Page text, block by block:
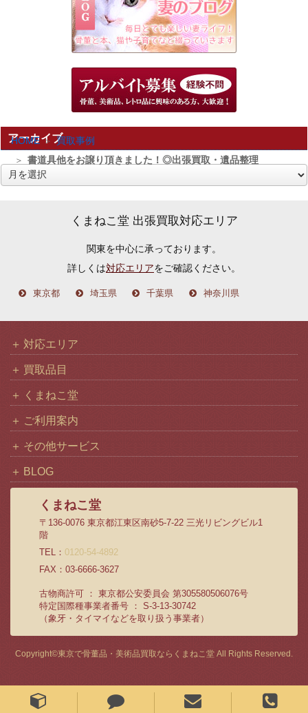
HOME
買取事例
書道具他をお譲り頂きました！◎出張買取・遺品整理
アーカイブ
くまねこ堂 出張買取対応エリア
関東を中心に承っております。
詳しくは対応エリアをご確認ください。
東京都 埼玉県 千葉県 神奈川県
対応エリア
買取品目
くまねこ堂
ご利用案内
その他サービス
BLOG
くまねこ堂
〒136-0076 東京都江東区南砂5-7-22 三光リビングビル1
階
TEL： 0120-54-4892
FAX：03-6666-3627
古物商許可 ： 東京都公安委員会 第305580506076号
特定国際種事業者番号 ： S-3-13-30742
（象牙・タイマイなどを取り扱う事業者）
Copyright©東京で骨董品・美術品買取ならくまねこ堂 All Rights Reserved.